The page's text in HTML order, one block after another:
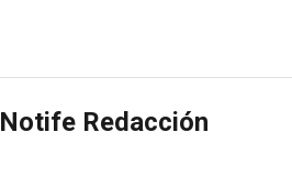
Notife Redacción